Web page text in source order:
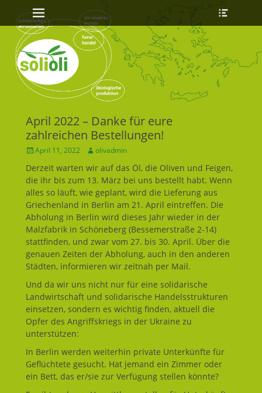
Erstes Menü
Zum
Inhalt:
April 2022 – Danke für eure
zahlreichen Bestellungen!
Geposted
April 11, 2022 Autorolivadmin
Derzeit warten wir auf das Öl, die Oliven und Feigen,
die ihr bis zum 13. März bei uns bestellt habt. Wenn
alles so läuft, wie geplant, wird die Lieferung aus
Griechenland in Berlin am 21. April eintreffen. Die
Abholung in Berlin wird dieses Jahr wieder in der
Malzfabrik in Schöneberg (Bessemerstraße 2-14)
stattfinden, und zwar vom 27. bis 30. April. Über die
genauen Zeiten der Abholung, auch in den anderen
Städten, informieren wir zeitnah per Mail.
Und da wir uns nicht nur für eine solidarische
Landwirtschaft und solidarische Handelsstrukturen
einsetzen, sondern es wichtig finden, aktuell die
Opfer des Angriffskriegs in der Ukraine zu
unterstützen:
In Berlin werden weiterhin private Unterkünfte für
Geflüchtete gesucht. Hat jemand ein Zimmer oder
ein Bett, das er/sie zur Verfügung stellen könnte?